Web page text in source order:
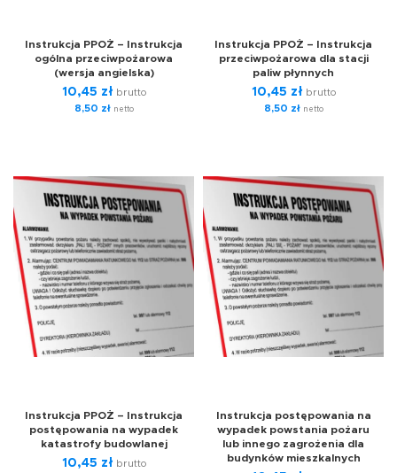
Instrukcja PPOŻ – Instrukcja
ogólna przeciwpożarowa
(wersja angielska)
10,45 zł brutto
8,50 złnetto
Instrukcja PPOŻ – Instrukcja
przeciwpożarowa dla stacji
paliw płynnych
10,45 zł brutto
8,50 złnetto
Instrukcja PPOŻ – Instrukcja
postępowania na wypadek
katastrofy budowlanej
10,45 zł brutto
Instrukcja postępowania na
wypadek powstania pożaru
lub innego zagrożenia dla
budynków mieszkalnych